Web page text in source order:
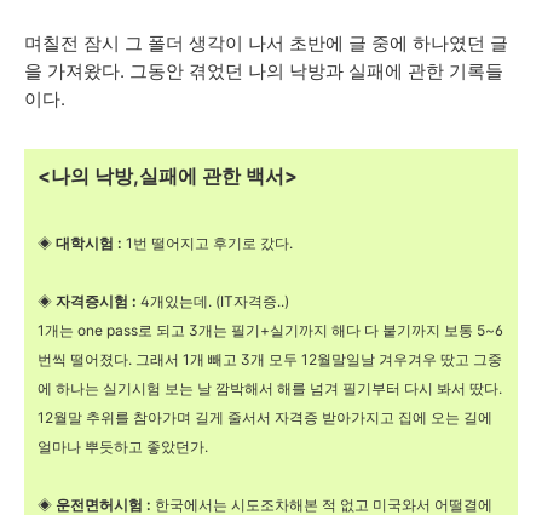
며칠전 잠시 그 폴더 생각이 나서 초반에 글 중에 하나였던 글
을 가져왔다. 그동안 겪었던 나의 낙방과 실패에 관한 기록들
이다.
<나의 낙방,실패에 관한 백서>
◈ 대학시험 : 1번 떨어지고 후기로 갔다.
◈ 자격증시험 : 4개있는데. (IT자격증..)
1개는 one pass로 되고 3개는 필기+실기까지 해다 다 붙기까지 보통 5~6
번씩 떨어졌다. 그래서 1개 빼고 3개 모두 12월말일날 겨우겨우 땄고 그중
에 하나는 실기시험 보는 날 깜박해서 해를 넘겨 필기부터 다시 봐서 땄다.
12월말 추위를 참아가며 길게 줄서서 자격증 받아가지고 집에 오는 길에
얼마나 뿌듯하고 좋았던가.
◈ 운전면허시험 : 한국에서는 시도조차해본 적 없고 미국와서 어떨결에